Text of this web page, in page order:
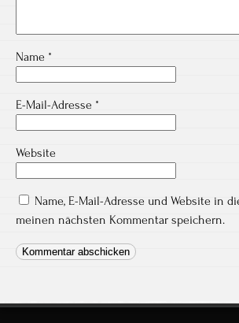
Name *
E-Mail-Adresse *
Website
Name, E-Mail-Adresse und Website in
meinen nächsten Kommentar speichern.